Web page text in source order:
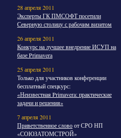
28 апреля 2011
Эксперты ГК ПМСОФТ посетили
Северную столицу с рабочим визитом
26 апреля 2011
Конкурс на лучшее внедрение ИСУП на
базе Primavera
25 апреля 2011
Только для участников конференции
бесплатный спецкурс:
«Неизвестная Primavera: практические
задачи и решения»
7 апреля 2011
Приветственное словоот СРО НП
«СОЮЗАТОМСТРОЙ»